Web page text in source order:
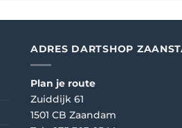
ADRES DARTSHOP
Plan je route
Zuiddijk 61
1501 CB Zaandam